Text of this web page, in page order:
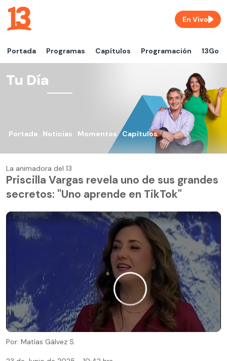
Portada Programas Capítulos Programación 13Go
En Vivo
Tu Día
Portada Noticias Momentos Capítulos
La animadora del 13
Priscilla Vargas revela uno de sus grandes
secretos: "Uno aprende en TikTok"
Por: Matías Gálvez S.